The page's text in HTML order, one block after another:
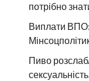
потрібно
Виплати ВПО:
Пиво